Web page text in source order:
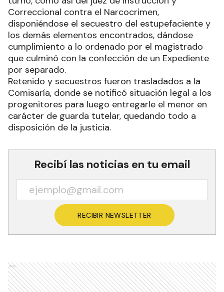
Correccional contra el Narcocrimen,
disponiéndose el secuestro del estupefaciente y
los demás elementos encontrados, dándose
cumplimiento a lo ordenado por el magistrado
que culminó con la confección de un Expediente
por separado.
Retenido y secuestros fueron trasladados a la
Comisaría, donde se notificó situación legal a los
progenitores para luego entregarle el menor en
carácter de guarda tutelar, quedando todo a
disposición de la justicia.
Recibí las noticias en tu email
RECIBIR NEWSLETTER
Ads